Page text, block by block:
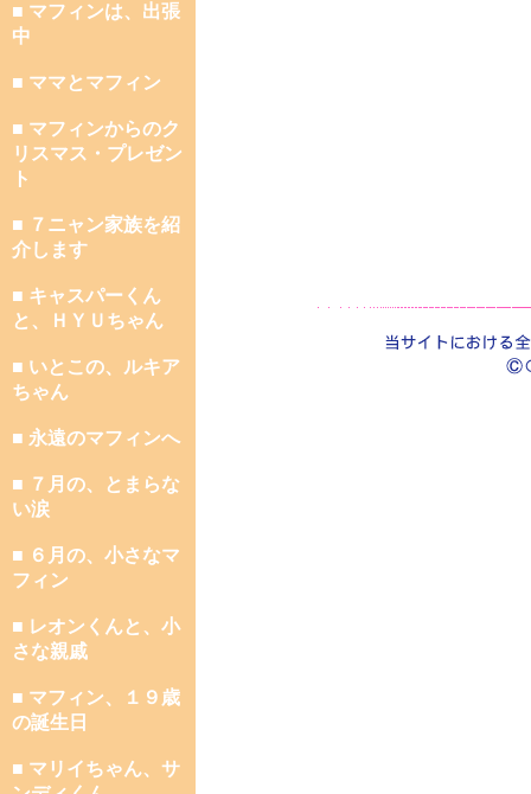
■ マフィンは、出張
中
■ ママとマフィン
■ マフィンからのク
リスマス・プレゼン
ト
■ ７ニャン家族を紹
介します
■ キャスパーくん
と、ＨＹＵちゃん
■ いとこの、ルキア
ちゃん
■ 永遠のマフィンへ
■ ７月の、とまらな
い涙
■ ６月の、小さなマ
フィン
■ レオンくんと、小
さな親戚
■ マフィン、１９歳
の誕生日
■ マリイちゃん、サ